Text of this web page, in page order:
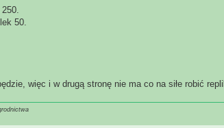
50.
więc i w drugą stronę nie ma co na siłe robić